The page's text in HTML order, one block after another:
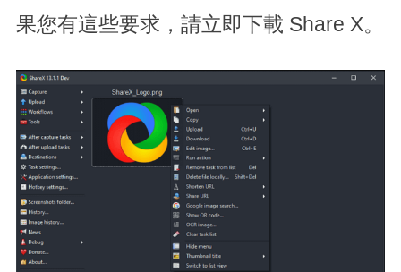
果您有這些要求，請立即下載 Share X。